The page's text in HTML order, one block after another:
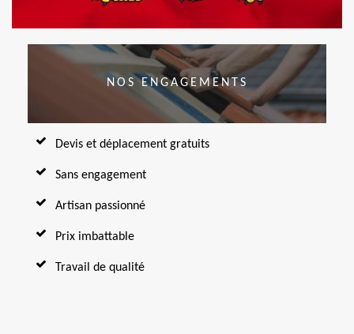
NOS ENGAGEMENTS
Devis et déplacement gratuits
Sans engagement
Artisan passionné
Prix imbattable
Travail de qualité